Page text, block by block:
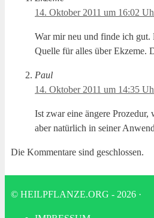
14. Oktober 2011 um 16:02
War mir neu und fin­de ich gut.
Quel­le für alles über Ekze­me.
Paul
14. Oktober 2011 um 14:35
Ist zwar eine änge­re Pro­ze­dur,
aber natür­lich in sei­ner
Die Kommentare sind geschlossen.
© HEILPFLANZE.ORG - 2026 ·